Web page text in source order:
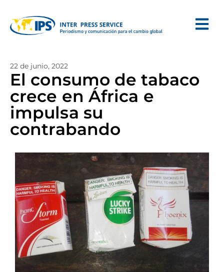
22 de junio, 2022
El consumo de tabaco
crece en África e
impulsa su
contrabando